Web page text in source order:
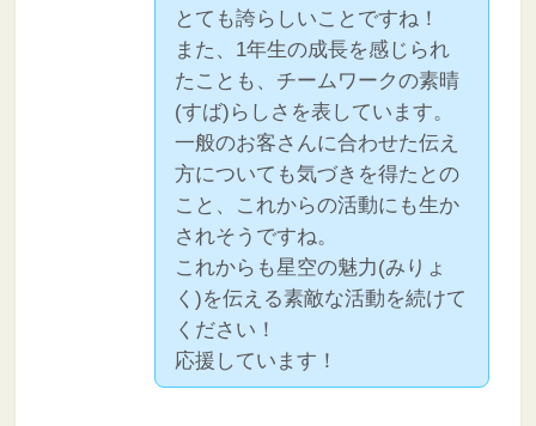
とても誇らしいことですね！
また、1年生の成長を感じられ
たことも、チームワークの素晴
(すば)らしさを表しています。
一般のお客さんに合わせた伝え
方についても気づきを得たとの
こと、これからの活動にも生か
されそうですね。
これからも星空の魅力(みりょ
く)を伝える素敵な活動を続けて
ください！
応援しています！